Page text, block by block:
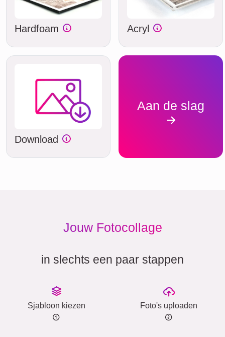
Hardfoam Acryl
Download
Aan de slag
Jouw Fotocollage
in slechts een paar stappen
Sjabloon kiezen Foto's uploaden